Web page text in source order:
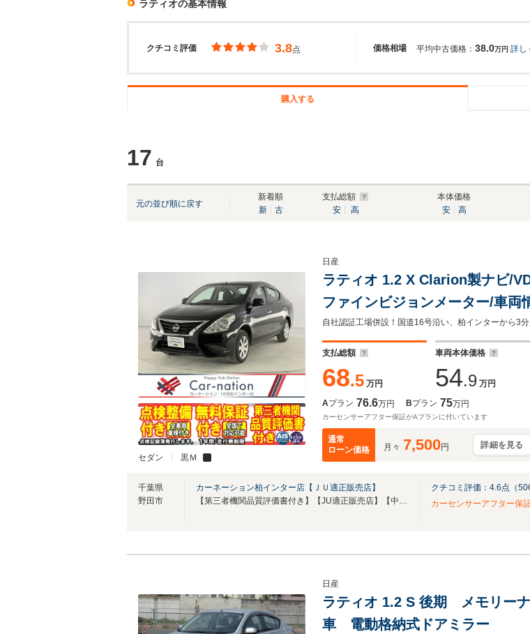
ラティオの基本情報
クチコミ評価 価格相場
3.8点 平均中古価格： 38.0万円 詳し
購入する
17 台
元の並び順に戻す
新着順
新
古
支払総額
安
高
本体価格
安
高
セダン 黒Ｍ
日産
ラティオ 1.2 X Clarion製ナビ/
ファインビジョンメーター/車両
支払総額
68.5 万円
車両本体価格
54.9 万円
Aプラン 76.6万円 Bプラン 75万円
カーセンサーアフター保証がAプランに付いています
通常
ローン価格
月々 7,500円 詳細を見る
千葉県
野田市
カーネーション柏インター店【ＪＵ適正販売店】
【第三者機関品質評価書付き】【JU適正販売店】【中古自動車販売士資格者常駐】
クチコミ評価： 4.6点（
カーセンサーアフター保
日産
ラティオ 1.2 S 後期 メモリ
車 電動格納式ドアミラー